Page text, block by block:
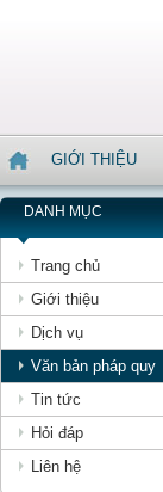
GIỚI THIỆU
DANH MỤC
Trang chủ
Giới thiệu
Dịch vụ
Văn bản pháp quy
Tin tức
Hỏi đáp
Liên hệ